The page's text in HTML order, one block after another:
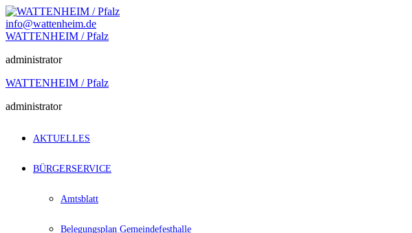
Zum
Inhalt
springen
info@wattenheim.de
WATTENHEIM / Pfalz
administrator
WATTENHEIM / Pfalz
administrator
AKTUELLES
BÜRGERSERVICE
Amtsblatt
Belegungsplan Gemeindefesthalle